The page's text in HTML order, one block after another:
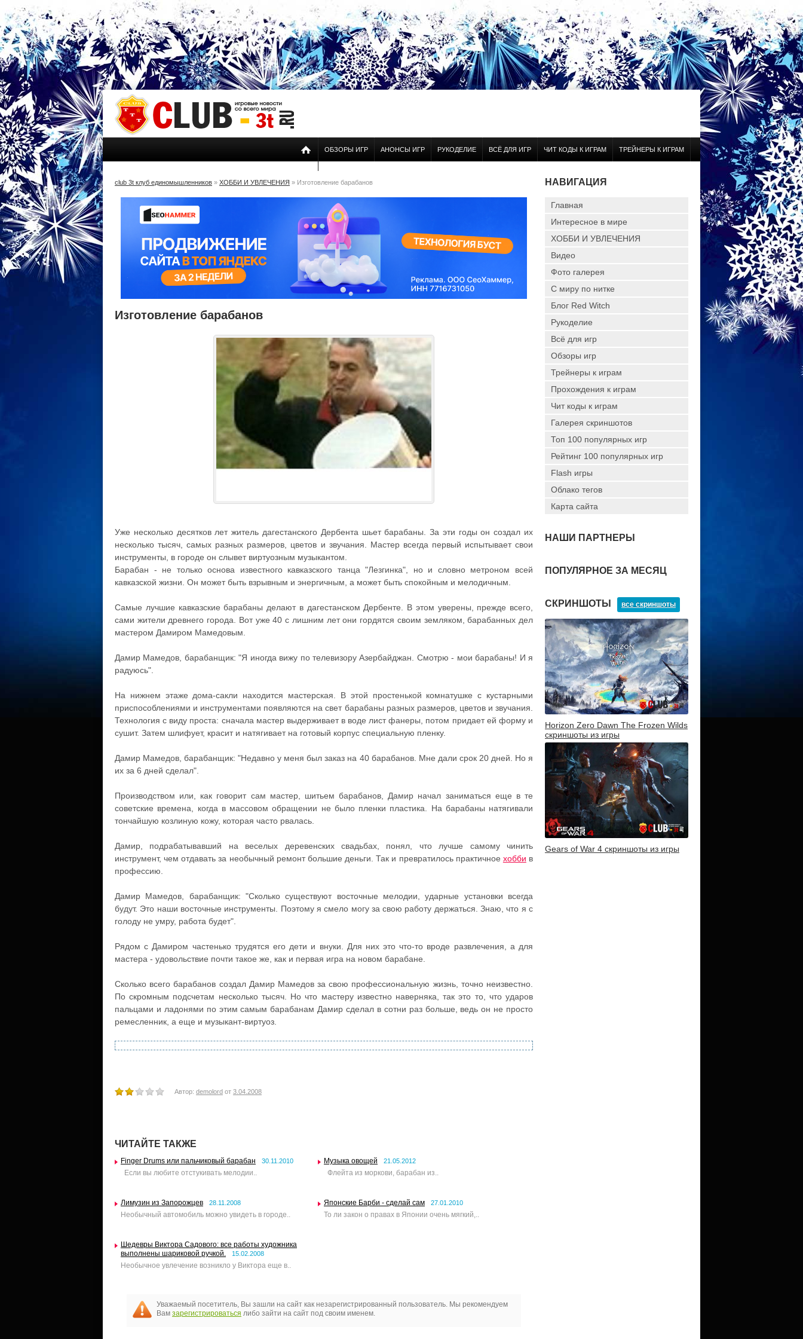
ОБЗОРЫ ИГР АНОНСЫ ИГР РУКОДЕЛИЕ ВСЁ ДЛЯ ИГР ЧИТ КОДЫ К ИГРАМ ТРЕЙНЕРЫ К ИГРАМ
club 3t клуб единомышленников » ХОББИ И УВЛЕЧЕНИЯ » Изготовление барабанов
Изготовление барабанов
Уже несколько десятков лет житель дагестанского Дербента шьет барабаны. За эти годы он создал их
несколько тысяч, самых разных размеров, цветов и звучания. Мастер всегда первый испытывает свои
инструменты, в городе он слывет виртуозным музыкантом.
Барабан - не только основа известного кавказского танца "Лезгинка", но и словно метроном всей
кавказской жизни. Он может быть взрывным и энергичным, а может быть спокойным и мелодичным.
Самые лучшие кавказские барабаны делают в дагестанском Дербенте. В этом уверены, прежде всего,
сами жители древнего города. Вот уже 40 с лишним лет они гордятся своим земляком, барабанных дел
мастером Дамиром Мамедовым.
Дамир Мамедов, барабанщик: "Я иногда вижу по телевизору Азербайджан. Смотрю - мои барабаны! И я
радуюсь".
На нижнем этаже дома-сакли находится мастерская. В этой простенькой комнатушке с кустарными
приспособлениями и инструментами появляются на свет барабаны разных размеров, цветов и звучания.
Технология с виду проста: сначала мастер выдерживает в воде лист фанеры, потом придает ей форму и
сушит. Затем шлифует, красит и натягивает на готовый корпус специальную пленку.
Дамир Мамедов, барабанщик: "Недавно у меня был заказ на 40 барабанов. Мне дали срок 20 дней. Но я
их за 6 дней сделал".
Производством или, как говорит сам мастер, шитьем барабанов, Дамир начал заниматься еще в те
советские времена, когда в массовом обращении не было пленки пластика. На барабаны натягивали
тончайшую козлиную кожу, которая часто рвалась.
Дамир, подрабатывавший на веселых деревенских свадьбах, понял, что лучше самому чинить
инструмент, чем отдавать за необычный ремонт большие деньги. Так и превратилось практичное хобби в
профессию.
Дамир Мамедов, барабанщик: "Сколько существуют восточные мелодии, ударные установки всегда
будут. Это наши восточные инструменты. Поэтому я смело могу за свою работу держаться. Знаю, что я с
голоду не умру, работа будет".
Рядом с Дамиром частенько трудятся его дети и внуки. Для них это что-то вроде развлечения, а для
мастера - удовольствие почти такое же, как и первая игра на новом барабане.
Сколько всего барабанов создал Дамир Мамедов за свою профессиональную жизнь, точно неизвестно.
По скромным подсчетам несколько тысяч. Но что мастеру известно наверняка, так это то, что ударов
пальцами и ладонями по этим самым барабанам Дамир сделал в сотни раз больше, ведь он не просто
ремесленник, а еще и музыкант-виртуоз.
Автор: demolord от 3.04.2008
ЧИТАЙТЕ ТАКЖЕ
Finger Drums или пальчиковый барабан 30.11.2010
Если вы любите отстукивать мелодии..
Музыка овощей 21.05.2012
Флейта из моркови, барабан из..
Лимузин из Запорожцев 28.11.2008
Необычный автомобиль можно увидеть в городе..
Японские Барби - сделай сам 27.01.2010
То ли закон о правах в Японии очень мягкий,..
Шедевры Виктора Садового: все работы художника
выполнены шариковой ручкой.
15.02.2008
Необычное увлечение возникло у Виктора еще в..
Уважаемый посетитель, Вы зашли на сайт как незарегистрированный пользователь. Мы рекомендуем
Вам зарегистрироваться либо зайти на сайт под своим именем.
НАВИГАЦИЯ
Главная
Интересное в мире
ХОББИ И УВЛЕЧЕНИЯ
Видео
Фото галерея
С миру по нитке
Блог Red Witch
Рукоделие
Всё для игр
Обзоры игр
Трейнеры к играм
Прохождения к играм
Чит коды к играм
Галерея скриншотов
Топ 100 популярных игр
Рейтинг 100 популярных игр
Flash игры
Облако тегов
Карта сайта
НАШИ ПАРТНЕРЫ
ПОПУЛЯРНОЕ ЗА МЕСЯЦ
СКРИНШОТЫ все скриншоты
Horizon Zero Dawn The Frozen Wilds
скриншоты из игры
Gears of War 4 скриншоты из игры